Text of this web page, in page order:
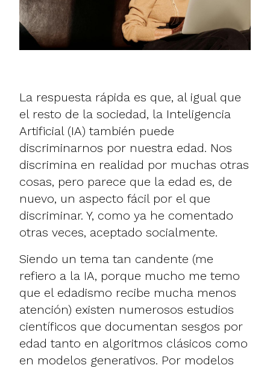
La respuesta rápida es que, al igual que
el resto de la sociedad, la Inteligencia
Artificial (IA) también puede
discriminarnos por nuestra edad. Nos
discrimina en realidad por muchas otras
cosas, pero parece que la edad es, de
nuevo, un aspecto fácil por el que
discriminar. Y, como ya he comentado
otras veces, aceptado socialmente.
Siendo un tema tan candente (me
refiero a la IA, porque mucho me temo
que el edadismo recibe mucha menos
atención) existen numerosos estudios
científicos que documentan sesgos por
edad tanto en algoritmos clásicos como
en modelos generativos. Por modelos